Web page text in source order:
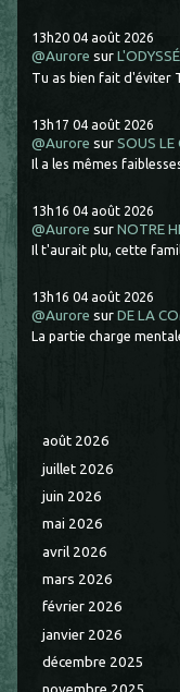
13h20 04 août 2026
@Aurore sur
Tu as bien fait d'éviter
13h17 04 août 2026
@Aurore surSOUS LE
Il a les mêmes
13h16 04 août 2026
@Aurore surNOTRE
Il t'aurait plu, cette
13h16 04 août 2026
@Aurore surDE LA
La partie charge
août 2026
juillet 2026
juin 2026
mai 2026
avril 2026
mars 2026
février 2026
janvier 2026
décembre 2025